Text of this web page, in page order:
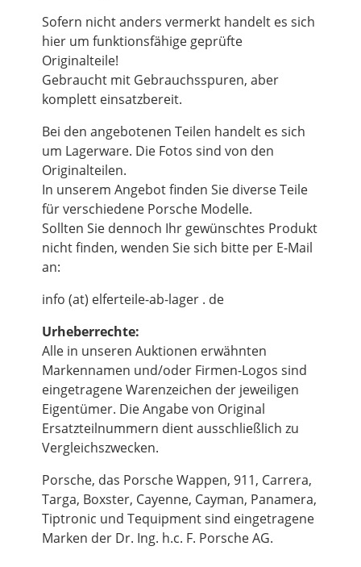
Sofern nicht anders vermerkt handelt es sich
hier um funktionsfähige geprüfte
Originalteile!
Gebraucht mit Gebrauchsspuren, aber
komplett einsatzbereit.
Bei den angebotenen Teilen handelt es sich
um Lagerware. Die Fotos sind von den
Originalteilen.
In unserem Angebot finden Sie diverse Teile
für verschiedene Porsche Modelle.
Sollten Sie dennoch Ihr gewünschtes Produkt
nicht finden, wenden Sie sich bitte per E-Mail
an:
info (at) elferteile-ab-lager . de
Urheberrechte:
Alle in unseren Auktionen erwähnten
Markennamen und/oder Firmen-Logos sind
eingetragene Warenzeichen der jeweiligen
Eigentümer. Die Angabe von Original
Ersatzteilnummern dient ausschließlich zu
Vergleichszwecken.
Porsche, das Porsche Wappen, 911, Carrera,
Targa, Boxster, Cayenne, Cayman, Panamera,
Tiptronic und Tequipment sind eingetragene
Marken der Dr. Ing. h.c. F. Porsche AG.